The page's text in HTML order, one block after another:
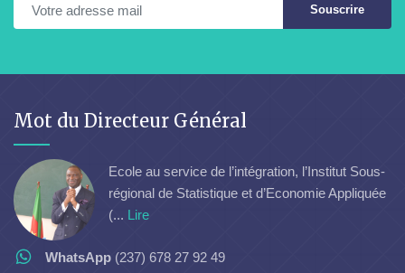
Souscrire
Mot du Directeur Général
Ecole au service de l’intégration, l’Institut Sous-
régional de Statistique et d’Economie Appliquée
(... Lire
WhatsApp (237) 678 27 92 49